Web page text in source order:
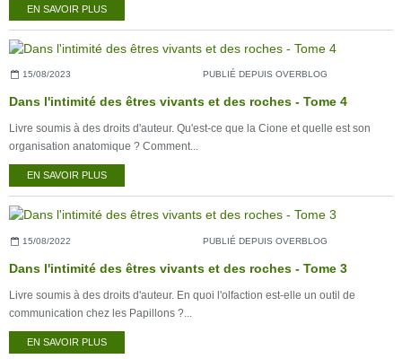
EN SAVOIR PLUS
15/08/2023 PUBLIÉ DEPUIS OVERBLOG
Dans l'intimité des êtres vivants et des roches - Tome 4
Livre soumis à des droits d'auteur. Qu'est-ce que la Cione et quelle est son
organisation anatomique ? Comment...
EN SAVOIR PLUS
15/08/2022 PUBLIÉ DEPUIS OVERBLOG
Dans l'intimité des êtres vivants et des roches - Tome 3
Livre soumis à des droits d'auteur. En quoi l'olfaction est-elle un outil de
communication chez les Papillons ?...
EN SAVOIR PLUS